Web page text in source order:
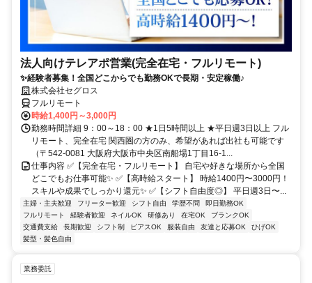
法人向けテレアポ営業(完全在宅・フルリモート)
✨経験者募集！全国どこからでも勤務OKで長期・安定稼働♪
株式会社セグロス
フルリモート
時給1,400円～3,000円
勤務時間詳細 9：00～18：00 ★1日5時間以上 ★平日週3日以上 フル
リモート、完全在宅 関西圏の方のみ、希望があれば出社も可能です
（〒542-0081 大阪府大阪市中央区南船場1丁目16-1...
仕事内容 ✅【完全在宅・フルリモート】 自宅や好きな場所から全国
どこでもお仕事可能✨ ✅【高時給スタート】 時給1400円〜3000円！
スキルや成果でしっかり還元✨ ✅【シフト自由度◎】 平日週3日〜...
主婦・主夫歓迎 フリーター歓迎 シフト自由 学歴不問
即日勤務OK
フルリモート
経験者歓迎 ネイルOK 研修あり 在宅OK
ブランクOK
交通費支給
長期歓迎 シフト制 ピアスOK 服装自由 友達と応募OK
ひげOK
髪型・髪色自由
業務委託